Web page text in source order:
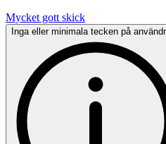
Mycket gott skick
Inga eller minimala tecken på